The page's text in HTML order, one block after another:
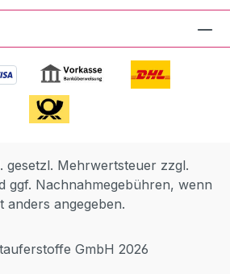
gesetzl. Mehrwertsteuer zzgl.
ggf. Nachnahmegebühren, wenn
anders angegeben.
GmbH 2026